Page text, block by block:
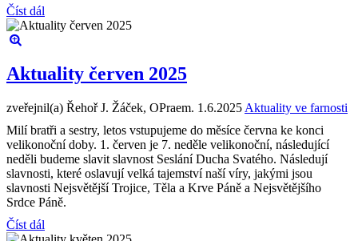
Číst dál
Aktuality červen 2025
zveřejnil(a) Řehoř J. Žáček, OPraem. 1.6.2025 Aktuality ve farnosti
Milí bratři a sestry, letos vstupujeme do měsíce června ke konci
velikonoční doby. 1. červen je 7. neděle velikonoční, následující
neděli budeme slavit slavnost Seslání Ducha Svatého. Následují
slavnosti, které oslavují velká tajemství naší víry, jakými jsou
slavnosti Nejsvětější Trojice, Těla a Krve Páně a Nejsvětějšího
Srdce Páně.
Číst dál